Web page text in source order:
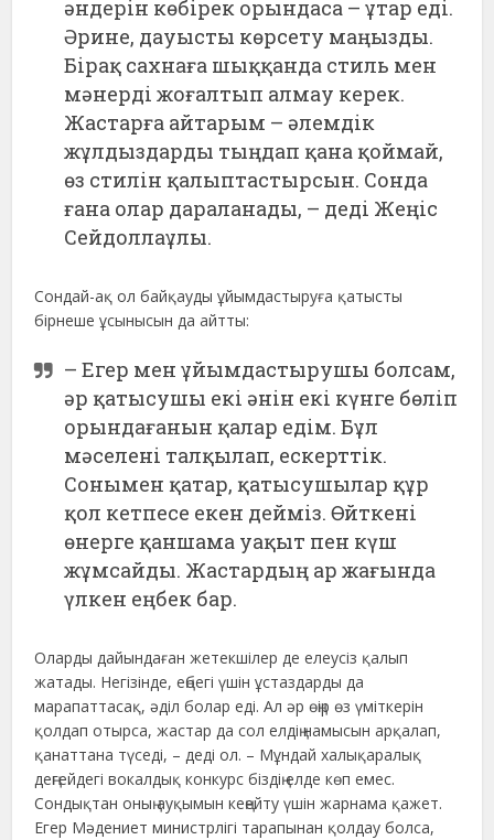
әндерін көбірек орындаса – ұтар еді.
Әрине, дауысты көрсету маңызды.
Бірақ сахнаға шыққанда стиль мен
мәнерді жоғалтып алмау керек.
Жастарға айтарым – әлемдік
жұлдыздарды тыңдап қана қоймай,
өз стилін қалыптастырсын. Сонда
ғана олар дараланады, – деді Жеңіс
Сейдоллаұлы.
Сондай-ақ ол байқауды ұйымдастыруға қатысты
бірнеше ұсынысын да айтты:
– Егер мен ұйымдастырушы болсам,
әр қатысушы екі әнін екі күнге бөліп
орындағанын қалар едім. Бұл
мәселені талқылап, ескерттік.
Сонымен қатар, қатысушылар құр
қол кетпесе екен дейміз. Өйткені
өнерге қаншама уақыт пен күш
жұмсайды. Жастардың ар жағында
үлкен еңбек бар.
Оларды дайындаған жетекшілер де елеусіз қалып
жатады. Негізінде, еңбегі үшін ұстаздарды да
марапаттасақ, әділ болар еді. Ал әр өңір өз үміткерін
қолдап отырса, жастар да сол елдің намысын арқалап,
қанаттана түседі, – деді ол. – Мұндай халықаралық
деңгейдегі вокалдық конкурс біздің елде көп емес.
Сондықтан оның ауқымын кеңейту үшін жарнама қажет.
Егер Мәдениет министрлігі тарапынан қолдау болса,